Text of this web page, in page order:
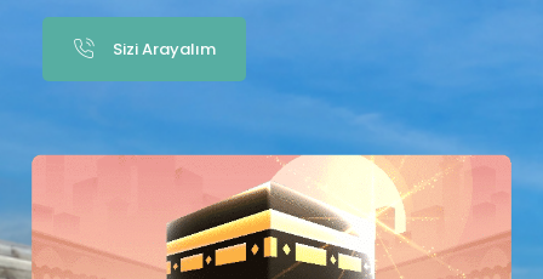
Sizi Arayalım